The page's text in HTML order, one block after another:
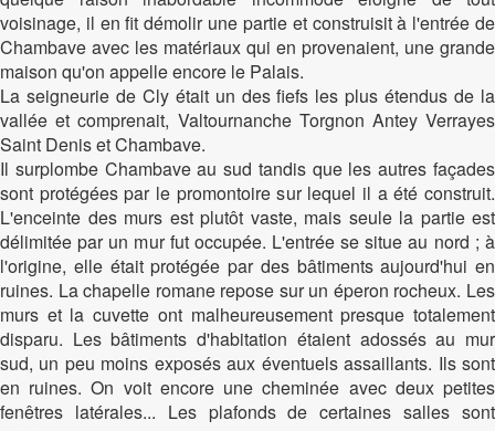
voisinage, il en fit démolir une partie et construisit à l'entrée de
Chambave avec les matériaux qui en provenaient, une grande
maison qu'on appelle encore le Palais.
La seigneurie de Cly était un des fiefs les plus étendus de la
vallée et comprenait, Valtournanche Torgnon Antey Verrayes
Saint Denis et Chambave.
Il surplombe Chambave au sud tandis que les autres façades
sont protégées par le promontoire sur lequel il a été construit.
L'enceinte des murs est plutôt vaste, mais seule la partie est
délimitée par un mur fut occupée. L'entrée se situe au nord ; à
l'origine, elle était protégée par des bâtiments aujourd'hui en
ruines. La chapelle romane repose sur un éperon rocheux. Les
murs et la cuvette ont malheureusement presque totalement
disparu. Les bâtiments d'habitation étaient adossés au mur
sud, un peu moins exposés aux éventuels assaillants. Ils sont
en ruines. On voit encore une cheminée avec deux petites
fenêtres latérales... Les plafonds de certaines salles sont